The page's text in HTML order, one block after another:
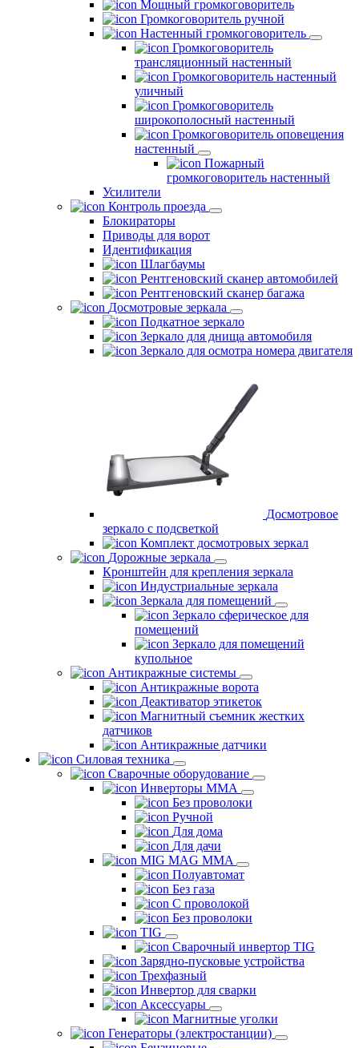
Мощный громкоговоритель
Громкоговоритель ручной
Настенный громкоговоритель
Громкоговоритель
трансляционный настенный
Громкоговоритель настенный
уличный
Громкоговоритель
широкополосный настенный
Громкоговоритель оповещения
настенный
Пожарный
громкоговоритель настенный
Усилители
Контроль проезда
Блокираторы
Приводы для ворот
Идентификация
Шлагбаумы
Рентгеновский сканер автомобилей
Рентгеновский сканер багажа
Досмотровые зеркала
Подкатное зеркало
Зеркало для днища автомобиля
Зеркало для осмотра номера двигателя
Досмотровое
зеркало с подсветкой
Комплект досмотровых зеркал
Дорожные зеркала
Кронштейн для крепления зеркала
Индустриальные зеркала
Зеркала для помещений
Зеркало сферическое для
помещений
Зеркало для помещений
купольное
Антикражные системы
Антикражные ворота
Деактиватор этикеток
Магнитный съемник жестких
датчиков
Антикражные датчики
Силовая техника
Сварочные оборудование
Инверторы ММА
Без проволоки
Ручной
Для дома
Для дачи
MIG MAG MMA
Полуавтомат
Без газа
С проволокой
Без проволоки
TIG
Сварочный инвертор TIG
Зарядно-пусковые устройства
Трехфазный
Инвертор для сварки
Аксессуары
Магнитные уголки
Генераторы (электростанции)